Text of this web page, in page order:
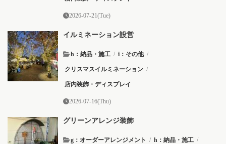
2026-07-21(Tue)
イルミネーション設営
h：納品・施工 / i：その他 /
クリスマスイルミネーション /
店内装飾・ディスプレイ
2026-07-16(Thu)
グリーンアレンジ装飾
g：オーダーアレンジメント / h：納品・施工 /